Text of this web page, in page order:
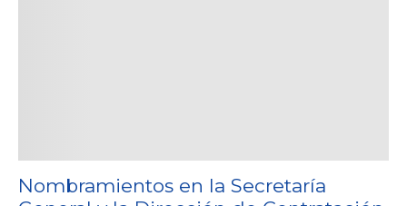
Nombramientos en la Secretaría